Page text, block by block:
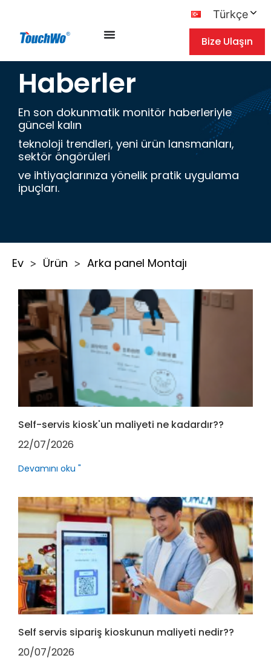
Türkçe
Bize Ulaşın
Haberler
En son dokunmatik monitör haberleriyle
güncel kalın
teknoloji trendleri, yeni ürün lansmanları,
sektör öngörüleri
ve ihtiyaçlarınıza yönelik pratik uygulama
ipuçları.
Ev > Ürün > Arka panel Montajı
Self-servis kiosk'un maliyeti ne kadardır??
22/07/2026
Devamını oku "
Self servis sipariş kioskunun maliyeti nedir??
20/07/2026